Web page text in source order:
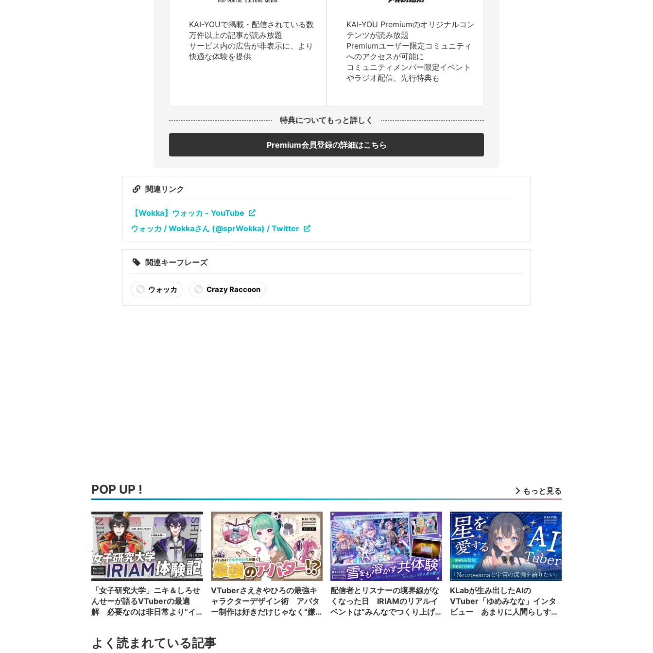
KAI-YOUで掲載・配信されている数
万件以上の記事が読み放題
サービス内の広告が非表示に、より
快適な体験を提供
KAI-YOU Premiumのオリジナルコン
テンツが読み放題
Premiumユーザー限定コミュニティ
へのアクセスが可能に
コミュニティメンバー限定イベント
やラジオ配信、先行特典も
特典についてもっと詳しく
Premium会員登録の詳細はこちら
関連リンク
【Wokka】ウォッカ - YouTube
ウォッカ / Wokkaさん (@sprWokka) / Twitter
関連キーフレーズ
ウォッカ Crazy Raccoon
POP UP ! もっと見る
「女子研究大学」ニキ＆しろせ
んせーが語るVTuberの最適
解 必要なのは非日常より“イ
VTuberさえきやひろの最強キ
ャラクターデザイン術 アバタ
ー制作は好きだけじゃなく“嫌
配信者とリスナーの境界線がな
くなった日 IRIAMのリアルイ
ベントは“みんなでつくり上げ
KLabが生み出したAIの
VTuber「ゆめみなな」インタ
ビュー あまりに人間らしすぎ
よく読まれている記事